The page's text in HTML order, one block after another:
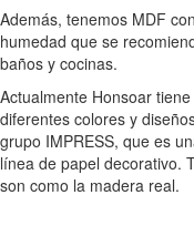
Además, tenemos MDF
humedad que se
baños y cocinas.
Actualmente Honsoar
diferentes colores y
grupo IMPRESS, que es
línea de papel decorativo.
son como la madera real.